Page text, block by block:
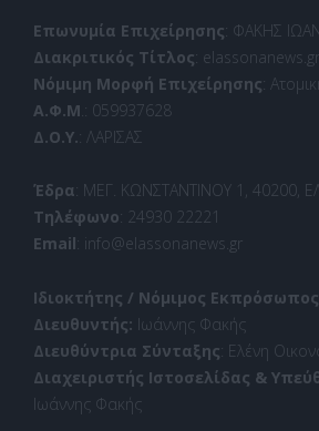
Επωνυμία Επιχείρησης: ΦΑΚΗΣ
Διακριτικός Τίτλος: elassonanews.gr
Νόμιμη Μορφή Επιχείρησης:
Α.Φ.Μ.: 059937628
Δ.Ο.Υ.: ΛΑΡΙΣΑΣ
Έδρα: ΜΕΓ. ΚΩΝΣΤΑΝΤΙΝΟΥ 1, 40200,
Τηλέφωνο: 24930 22221
Email: info@elassonanews.gr
Ιδιοκτήτης / Νόμιμος
Διευθυντής: Ιωάννης Φακής
Διευθύντρια Σύνταξης: Ελένη
Διαχειριστής Ιστοσελίδας &
Ιωάννης Φακής